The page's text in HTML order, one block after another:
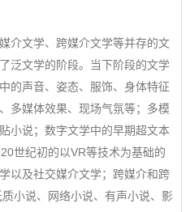
文学、跨媒介文学等并存的文
泛文学的阶段。当下阶段的文学
的声音、姿态、服饰、身体特征
多媒体效果、现场气氛等；多模
小说；数字文学中的早期超文本
世纪初的以VR等技术为基础的
以及社交媒介文学；跨媒介和跨
小说、网络小说、有声小说、影